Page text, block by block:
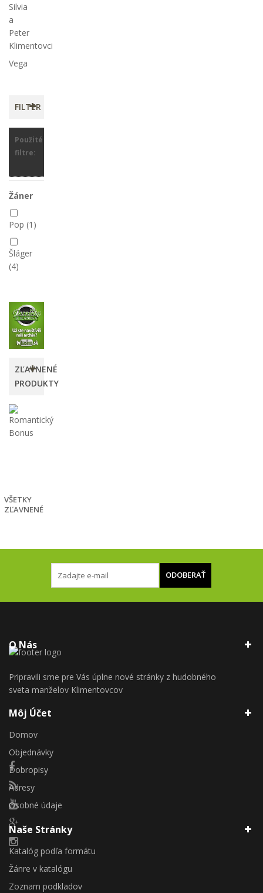
Silvia
a
Peter
Klimentovci
Vega
FILTER
Použité
filtre:
Žáner
Pop (1)
Šláger
(4)
ZĽAVNENÉ
PRODUKTY
VŠETKY
ZĽAVNENÉ
O Nás
Pripravili sme pre Vás úplne nové stránky z hudobného
sveta manželov Klimentovcov
Môj Účet
Domov
Objednávky
Dobropisy
Adresy
Osobné údaje
Naše Stránky
Katalóg podľa formátu
Žánre v katalógu
Zoznam podkladov
ODOBERAŤ